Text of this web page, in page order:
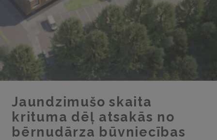
Jaundzimušo skaita
krituma dēļ atsakās no
bērnudārza būvniecības